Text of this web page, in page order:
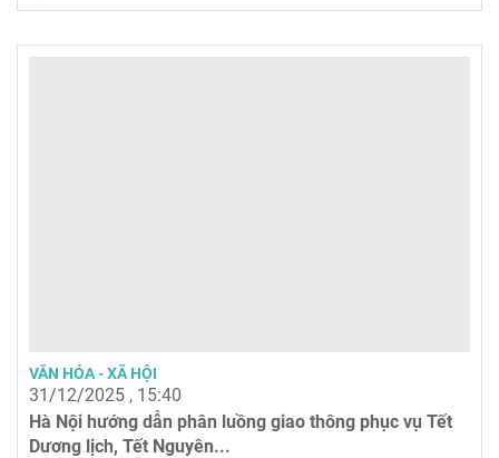
VĂN HÓA - XÃ HỘI
31/12/2025 , 15:40
Hà Nội hướng dẫn phân luồng giao thông phục vụ Tết
Dương lịch, Tết Nguyên...